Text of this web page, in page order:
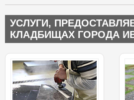
УСЛУГИ,
КЛАДБИЩАХ ГОРОДА